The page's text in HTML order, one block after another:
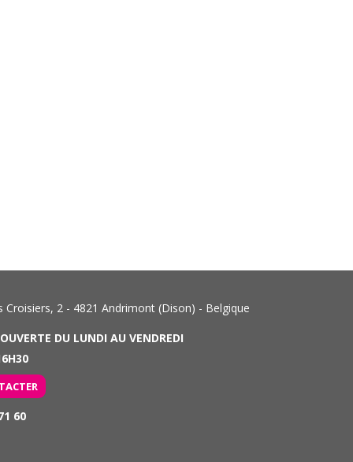
Croisiers, 2 - 4821 Andrimont (Dison) - Belgique
DU LUNDI AU VENDREDI
60